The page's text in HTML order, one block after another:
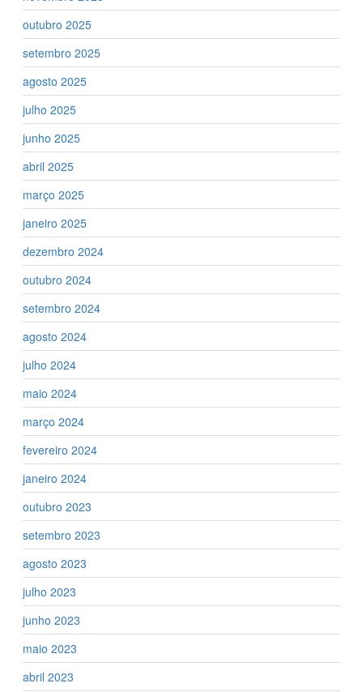
outubro 2025
setembro 2025
agosto 2025
julho 2025
junho 2025
abril 2025
março 2025
janeiro 2025
dezembro 2024
outubro 2024
setembro 2024
agosto 2024
julho 2024
maio 2024
março 2024
fevereiro 2024
janeiro 2024
outubro 2023
setembro 2023
agosto 2023
julho 2023
junho 2023
maio 2023
abril 2023